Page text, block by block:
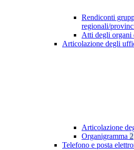
Rendiconti
regionali/
Atti degli organi
Articolazione degli
Articolazione
Organigramma 2
Telefono e posta